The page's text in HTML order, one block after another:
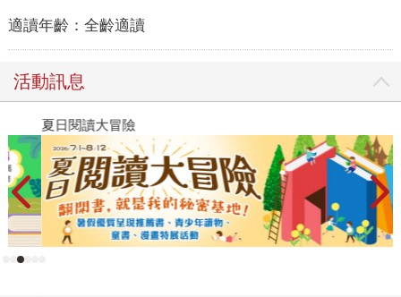
適讀年齡： 全齡適讀
活動訊息
夏日閱讀大冒險